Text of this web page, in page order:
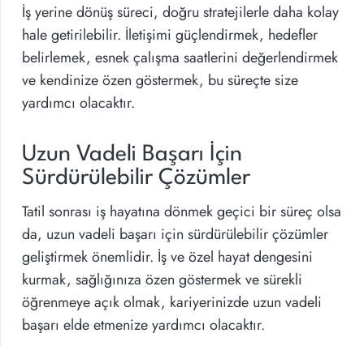
İş yerine dönüş süreci, doğru stratejilerle daha kolay
hale getirilebilir. İletişimi güçlendirmek, hedefler
belirlemek, esnek çalışma saatlerini değerlendirmek
ve kendinize özen göstermek, bu süreçte size
yardımcı olacaktır.
Uzun Vadeli Başarı İçin
Sürdürülebilir Çözümler
Tatil sonrası iş hayatına dönmek geçici bir süreç olsa
da, uzun vadeli başarı için sürdürülebilir çözümler
geliştirmek önemlidir. İş ve özel hayat dengesini
kurmak, sağlığınıza özen göstermek ve sürekli
öğrenmeye açık olmak, kariyerinizde uzun vadeli
başarı elde etmenize yardımcı olacaktır.